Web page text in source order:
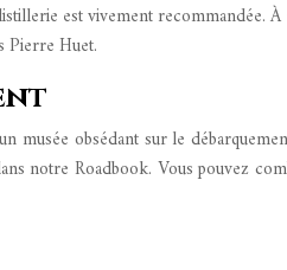
est vivement recommandée.
Pierre Huet.
musée obsédant sur le
notre Roadbook. Vous pouvez